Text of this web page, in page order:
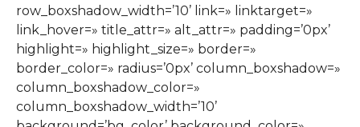
row_boxshadow_width=’10’ link=» linktarget=»
link_hover=» title_attr=» alt_attr=» padding=’0px’
highlight=» highlight_size=» border=»
border_color=» radius=’0px’ column_boxshadow=»
column_boxshadow_color=»
column_boxshadow_width=’10’